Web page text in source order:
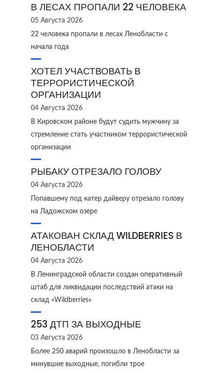
В ЛЕСАХ ПРОПАЛИ 22 ЧЕЛОВЕКА
05 Августа 2026
22 человека пропали в лесах Ленобласти с
начала года
ХОТЕЛ УЧАСТВОВАТЬ В
ТЕРРОРИСТИЧЕСКОЙ
ОРГАНИЗАЦИИ
04 Августа 2026
В Кировском районе будут судить мужчину за
стремление стать участником террористической
организации
РЫБАКУ ОТРЕЗАЛО ГОЛОВУ
04 Августа 2026
Попавшему под катер дайверу отрезало голову
на Ладожском озере
АТАКОВАН СКЛАД WILDBERRIES В
ЛЕНОБЛАСТИ
04 Августа 2026
В Ленинградской области создан оперативный
штаб для ликвидации последствий атаки на
склад «Wildberries»
253 ДТП ЗА ВЫХОДНЫЕ
03 Августа 2026
Более 250 аварий произошло в Ленобласти за
минувшие выходные, погибли трое